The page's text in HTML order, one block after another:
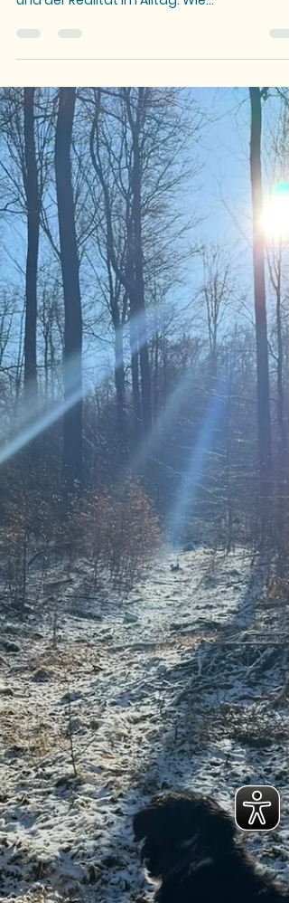
zum Modell 365 Grad: Zwischen Mut,
und der Realität im Alltag. Wie
Beteiligung praktisch erlebbar werden,
welche Spannungen entstehen und wie
Veränderung Schritt für Schritt gelingt – ein
Einblick aus meiner Perspektive als
Genesungsbegleiterin EX-IN.